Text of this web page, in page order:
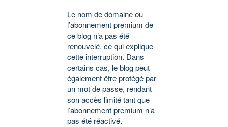
Le nom de domaine ou
l’abonnement premium de
ce blog n’a pas été
renouvelé, ce qui explique
cette interruption. Dans
certains cas, le blog peut
également être protégé par
un mot de passe, rendant
son accès limité tant que
l’abonnement premium n’a
pas été réactivé.